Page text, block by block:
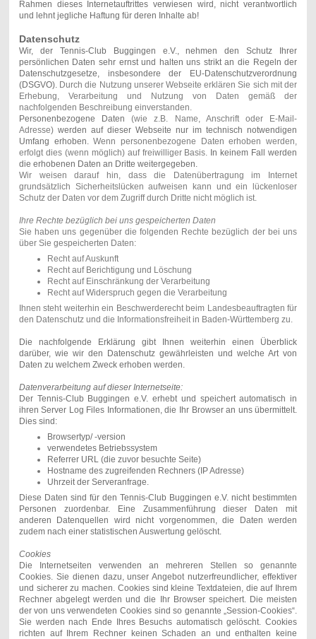
Rahmen dieses Internetauftrittes verwiesen wird, nicht verantwortlich
und lehnt jegliche Haftung für deren Inhalte ab!
Datenschutz
Wir, der Tennis-Club Buggingen e.V., nehmen den Schutz Ihrer
persönlichen Daten sehr ernst und halten uns strikt an die Regeln der
Datenschutzgesetze, insbesondere der EU-Datenschutzverordnung
(DSGVO).Durch die Nutzung unserer Webseite erklären Sie sich mit der
Erhebung, Verarbeitung und Nutzung von Daten gemäß der
nachfolgenden Beschreibung einverstanden.
Personenbezogene Daten(wie z.B. Name, Anschrift oder E-Mail-
Adresse) werden auf dieser Webseite nur im technisch notwendigen
Umfang erhoben.Wenn personenbezogene Daten erhoben werden,
erfolgt dies (wenn möglich) auf freiwilliger Basis. In keinem Fall werden
die erhobenen Daten an Dritte weitergegeben.
Wir weisen darauf hin, dass die Datenübertragung im Internet
grundsätzlich Sicherheitslücken aufweisen kann und ein lückenloser
Schutz der Daten vor dem Zugriff durch Dritte nicht möglich ist.
Ihre Rechte bezüglich bei uns gespeicherten Daten
Sie haben uns gegenüber die folgenden Rechte bezüglich der bei uns
über Sie gespeicherten Daten:
Recht auf Auskunft
Recht auf Berichtigung und Löschung
Recht auf Einschränkung der Verarbeitung
Recht auf Widerspruch gegen die Verarbeitung
Ihnen steht weiterhin ein Beschwerderecht beim Landesbeauftragten für
den Datenschutz und die Informationsfreiheit in Baden-Württemberg zu.
Die nachfolgende Erklärung gibt Ihnen weiterhin einen Überblick
darüber, wie wir den Datenschutz gewährleisten und welche Art von
Daten zu welchem Zweck erhoben werden.
Datenverarbeitung auf dieser Internetseite:
Der Tennis-Club Buggingen e.V. erhebt und speichert automatisch in
ihren Server Log Files Informationen, die Ihr Browser an uns übermittelt.
Dies sind:
Browsertyp/ -version
verwendetes Betriebssystem
Referrer URL (die zuvor besuchte Seite)
Hostname des zugreifenden Rechners (IP Adresse)
Uhrzeit der Serveranfrage.
Diese Daten sind für den Tennis-Club Buggingen e.V. nicht bestimmten
Personen zuordenbar. Eine Zusammenführung dieser Daten mit
anderen Datenquellen wird nicht vorgenommen, die Daten werden
zudem nach einer statistischen Auswertung gelöscht.
Cookies
Die Internetseiten verwenden an mehreren Stellen so genannte
Cookies. Sie dienen dazu, unser Angebot nutzerfreundlicher, effektiver
und sicherer zu machen. Cookies sind kleine Textdateien, die auf Ihrem
Rechner abgelegt werden und die Ihr Browser speichert. Die meisten
der von uns verwendeten Cookies sind so genannte „Session-Cookies“.
Sie werden nach Ende Ihres Besuchs automatisch gelöscht. Cookies
richten auf Ihrem Rechner keinen Schaden an und enthalten keine